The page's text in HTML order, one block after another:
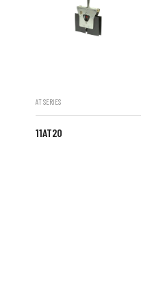
AT SERIES
11AT20